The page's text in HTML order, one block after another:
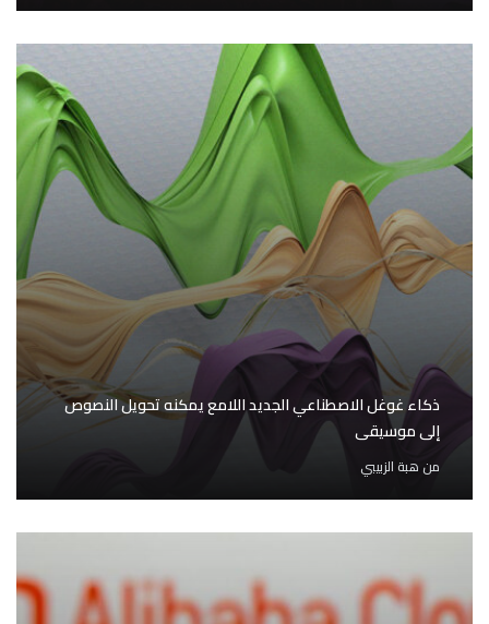
ذكاء غوغل الاصطناعي الجديد اللامع يمكنه تحويل النصوص
إلى موسيقى
من هبة الزبيبي